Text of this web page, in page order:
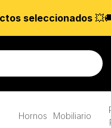
Hornos Mobiliario
seleccionados